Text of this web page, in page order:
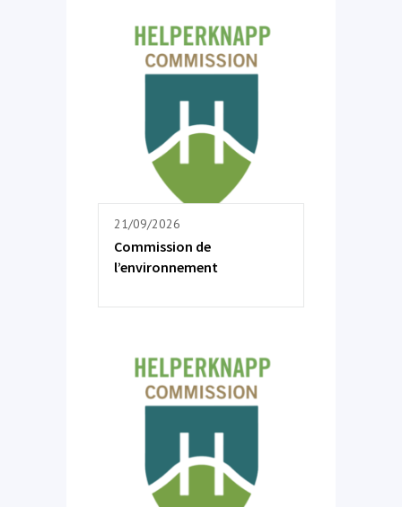
21/09/2026
Commission de
l’environnement